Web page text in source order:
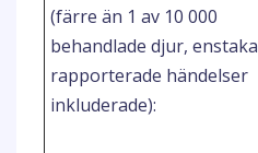
(färre än 1 av 10 000
behandlade djur, enstaka
rapporterade händelser
inkluderade):